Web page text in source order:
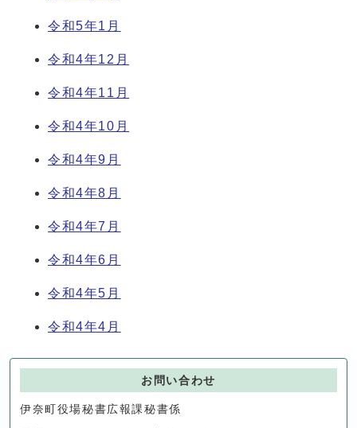
令和5年1月
令和4年12月
令和4年11月
令和4年10月
令和4年9月
令和4年8月
令和4年7月
令和4年6月
令和4年5月
令和4年4月
お問い合わせ
伊奈町役場秘書広報課秘書係